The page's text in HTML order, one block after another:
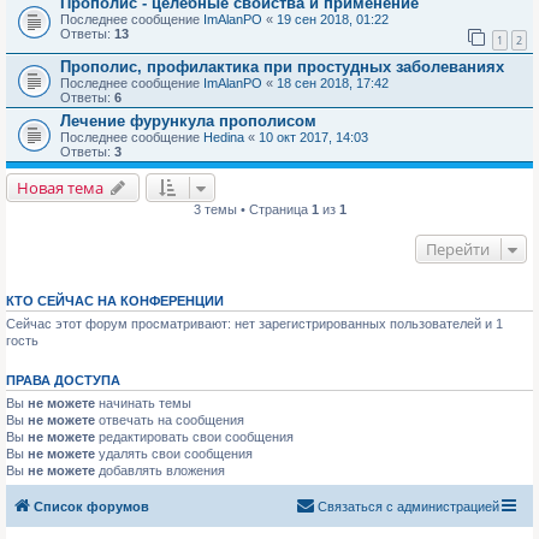
Последнее сообщение ImAlanPO « 19 сен 2018, 01:22
Ответы: 13 1 2
Прополис, профилактика при простудных заболеваниях
Последнее сообщение ImAlanPO « 18 сен 2018, 17:42
Ответы: 6
Лечение фурункула прополисом
Последнее сообщение Hedina « 10 окт 2017, 14:03
Ответы: 3
Новая тема
3 темы • Страница 1 из 1
Перейти
КТО СЕЙЧАС НА КОНФЕРЕНЦИИ
Сейчас этот форум просматривают: нет зарегистрированных пользователей и 1
гость
ПРАВА ДОСТУПА
Вы не можете начинать темы
Вы не можете отвечать на сообщения
Вы не можете редактировать свои сообщения
Вы не можете удалять свои сообщения
Вы не можете добавлять вложения
Список форумов Связаться с администрацией